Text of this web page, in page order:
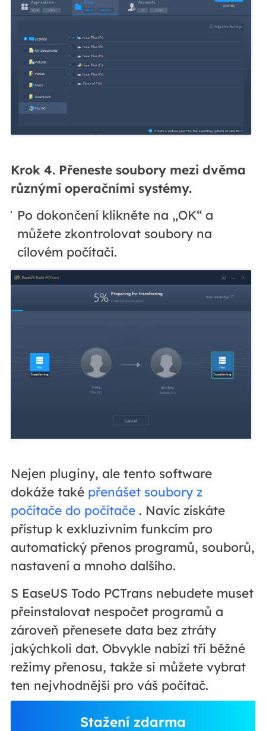
Krok 4. Přeneste soubory mezi dvěma
různými operačními systémy.
Po dokončení klikněte na „OK“ a
můžete zkontrolovat soubory na
cílovém počítači.
Nejen pluginy, ale tento software
dokáže také přenášet soubory z
počítače do počítače. Navíc získáte
přístup k exkluzivním funkcím pro
automatický přenos programů, souborů,
nastavení a mnoho dalšího.
S EaseUS Todo PCTrans nebudete muset
přeinstalovat nespočet programů a
zároveň přenesete data bez ztráty
jakýchkoli dat. Obvykle nabízí tři běžné
režimy přenosu, takže si můžete vybrat
ten nejvhodnější pro váš počítač.
Stažení zdarma